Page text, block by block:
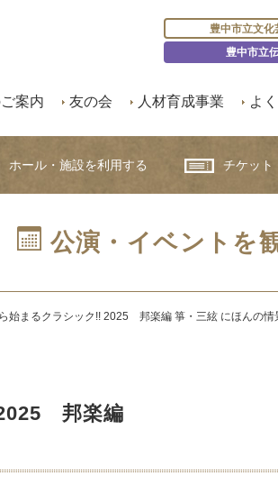
豊中市立文化
豊中市立
案内 友の会 人材育成事業 よ
ホール・施設を利用する チケット
公演・イベントを
ら始まるクラシック!! 2025 邦楽編 箏・三絃 にほんの情
邦楽編